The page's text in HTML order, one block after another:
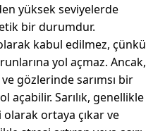
yüksek seviyelerde
bir durumdur.
kabul edilmez, çünkü
yol açmaz. Ancak,
gözlerinde sarımsı bir
açabilir. Sarılık, genellikle
ortaya çıkar ve